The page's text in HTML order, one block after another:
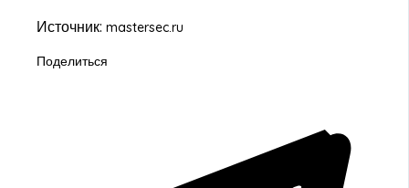
Источник: mastersec.ru
Поделиться